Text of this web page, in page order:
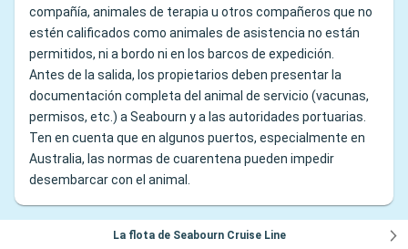
compañía, animales de terapia u otros compañeros que no
estén calificados como animales de asistencia no están
permitidos, ni a bordo ni en los barcos de expedición.
Antes de la salida, los propietarios deben presentar la
documentación completa del animal de servicio (vacunas,
permisos, etc.) a Seabourn y a las autoridades portuarias.
Ten en cuenta que en algunos puertos, especialmente en
Australia, las normas de cuarentena pueden impedir
desembarcar con el animal.
La flota de Seabourn Cruise Line